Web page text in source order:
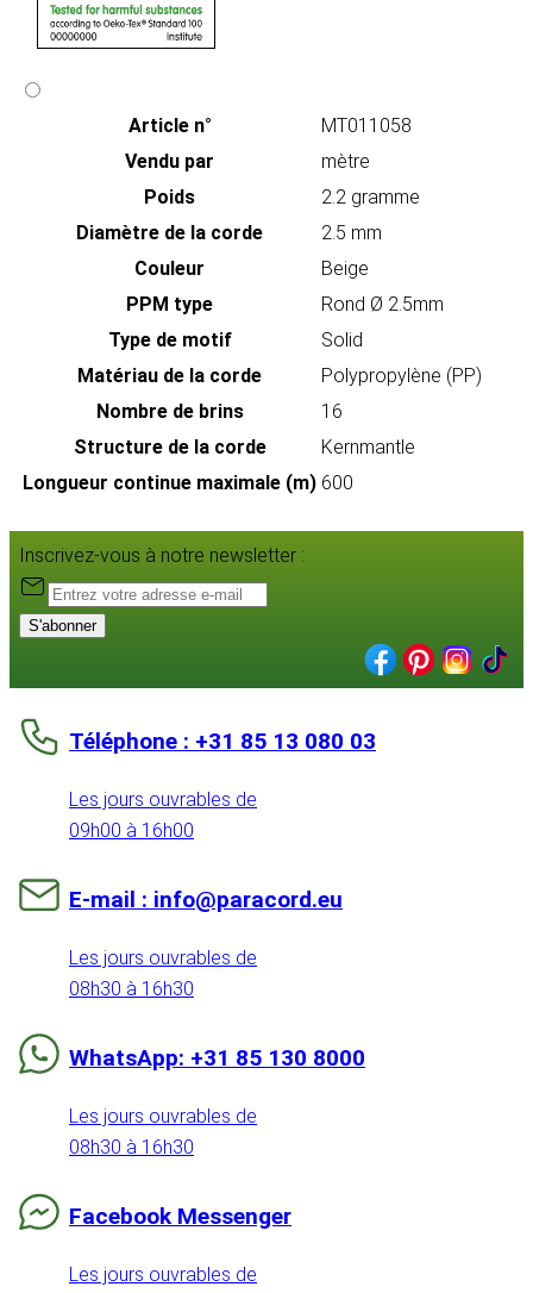
Article n°
MT011058
Vendu par
mètre
Poids
2.2 gramme
Diamètre de la corde
2.5 mm
Couleur
Beige
PPM type
Rond Ø 2.5mm
Type de motif
Solid
Matériau de la corde
Polypropylène (PP)
Nombre de brins
16
Structure de la corde
Kernmantle
Longueur continue maximale (m) 600
Inscrivez-vous à notre newsletter :
S'abonner
Téléphone : +31 85 13 080 03
Les jours ouvrables de
09h00 à 16h00
E-mail : info@paracord.eu
Les jours ouvrables de
08h30 à 16h30
WhatsApp: +31 85 130 8000
Les jours ouvrables de
08h30 à 16h30
Facebook Messenger
Les jours ouvrables de